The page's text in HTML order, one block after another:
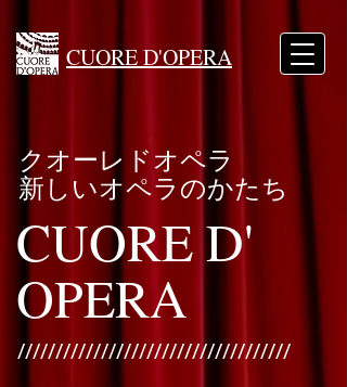
CUORE D'OPERA
​クオーレドオペラ
新しいオペラのかたち
CUORE D'
OPERA
////////////////////////////////////